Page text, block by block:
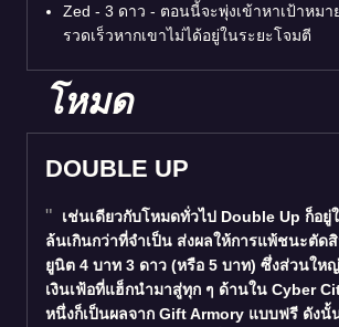
Zed - 3 ดาว - ตอนนี้จะพุ่งเข้าหาเป้าหมา
รวดเร็วหากเขาไม่ได้อยู่ในระยะโจมตี
โหมด
DOUBLE UP
เช่นเดียวกับโหมดทั่วไป Double Up ก็อยู่
ล้นเกินกว่าที่จำเป็น ส่งผลให้การแพ้ชนะตัด
ยูนิต 4 บาท 3 ดาว (หรือ 5 บาท) ซึ่งส่วนให
เงินเฟ้อที่แฮ็กนำมาสู่ทุก ๆ ด้านใน Cyber
หนึ่งก็เป็นผลจาก Gift Armory แบบฟรี ดังนั้